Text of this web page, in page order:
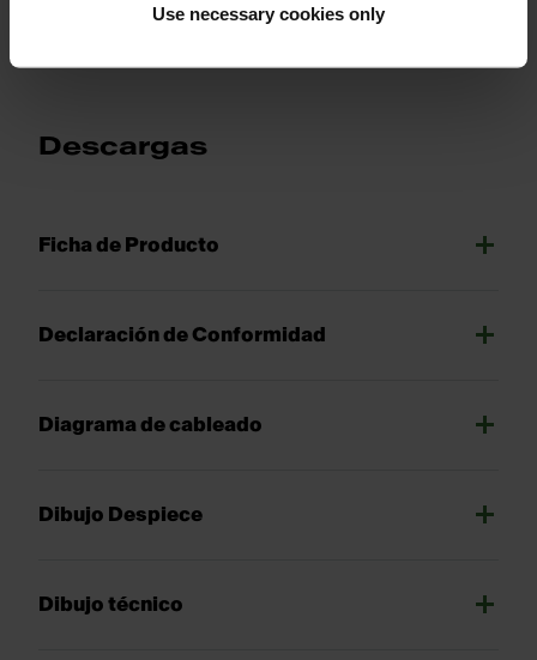
Use necessary cookies only
Descargas
Ficha de Producto
Declaración de Conformidad
Diagrama de cableado
Dibujo Despiece
Dibujo técnico